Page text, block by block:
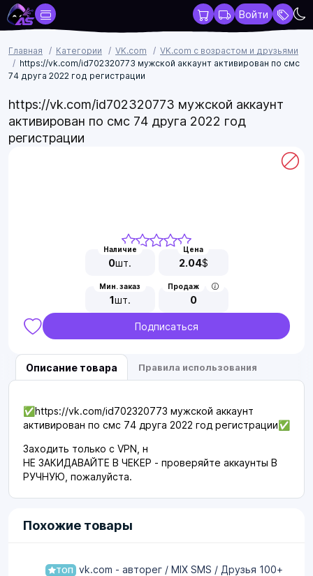
Войти
Главная Категории VK.com
VK.com с возрастом и друзьями
https://vk.com/id702320773 мужской аккаунт активирован по смс
74 друга 2022 год регистрации
https://vk.com/id702320773 мужской аккаунт
активирован по смс 74 друга 2022 год
регистрации
Наличие
0шт.
Цена
2.04$
Мин. заказ
1шт.
Продаж
0
Подписаться
Описание товара Правила использования
✅https://vk.com/id702320773 мужской аккаунт
активирован по смс 74 друга 2022 год регистрации✅
Заходить только с VPN, н
НЕ ЗАКИДАВАЙТЕ В ЧЕКЕР - проверяйте аккаунты В
РУЧНУЮ, пожалуйста.
Похожие товары
ТОП
vk.com - авторег / MIX SMS / Друзья 100+